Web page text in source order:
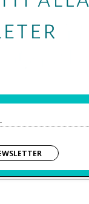
SULLA PRIVACY.
Pagamenti